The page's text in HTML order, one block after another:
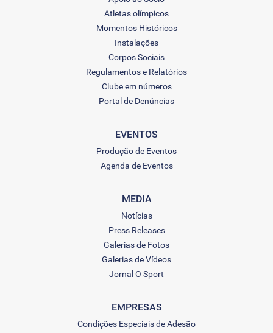
Atletas olímpicos
Momentos Históricos
Instalações
Corpos Sociais
Regulamentos e Relatórios
Clube em números
Portal de Denúncias
EVENTOS
Produção de Eventos
Agenda de Eventos
MEDIA
Notícias
Press Releases
Galerias de Fotos
Galerias de Vídeos
Jornal O Sport
EMPRESAS
Condições Especiais de Adesão